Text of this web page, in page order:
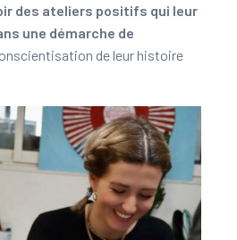
des ateliers positifs qui leur
une démarche de
de leur histoire